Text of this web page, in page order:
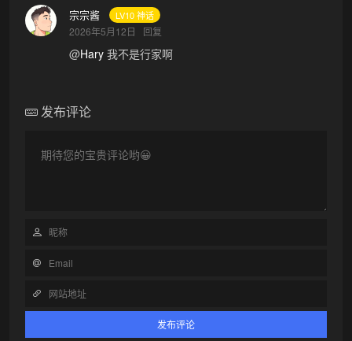
宗宗酱 LV10 神话
2026年5月12日 回复
@Hary 我不是行家啊
发布评论